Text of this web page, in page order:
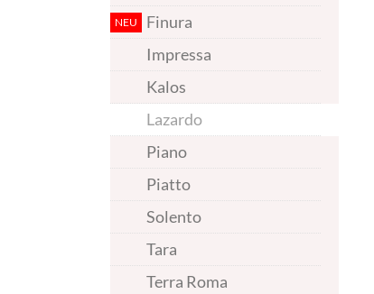
Finura
Impressa
Kalos
Lazardo
Piano
Piatto
Solento
Tara
Terra Roma